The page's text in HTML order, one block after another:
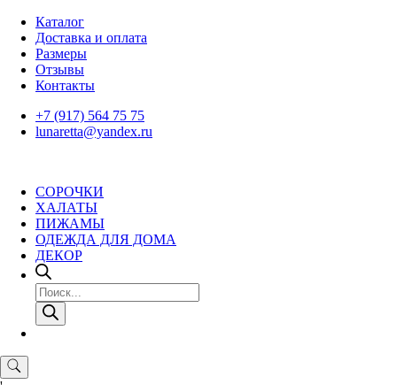
Skip
content
Каталог
Доставка и оплата
Размеры
Отзывы
Контакты
+7 (917) 564 75 75
lunaretta@yandex.ru
СОРОЧКИ
ХАЛАТЫ
ПИЖАМЫ
ОДЕЖДА ДЛЯ ДОМА
ДЕКОР
Поиск
товаров
'